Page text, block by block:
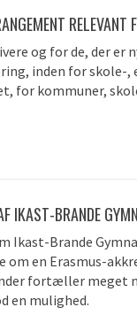
RELEVANT
og for de, der er
inden for skole-,
for kommuner,
IKAST-BRANDE
Ikast-Brande
om en Erasmus-
fortæller meget
en mulighed.